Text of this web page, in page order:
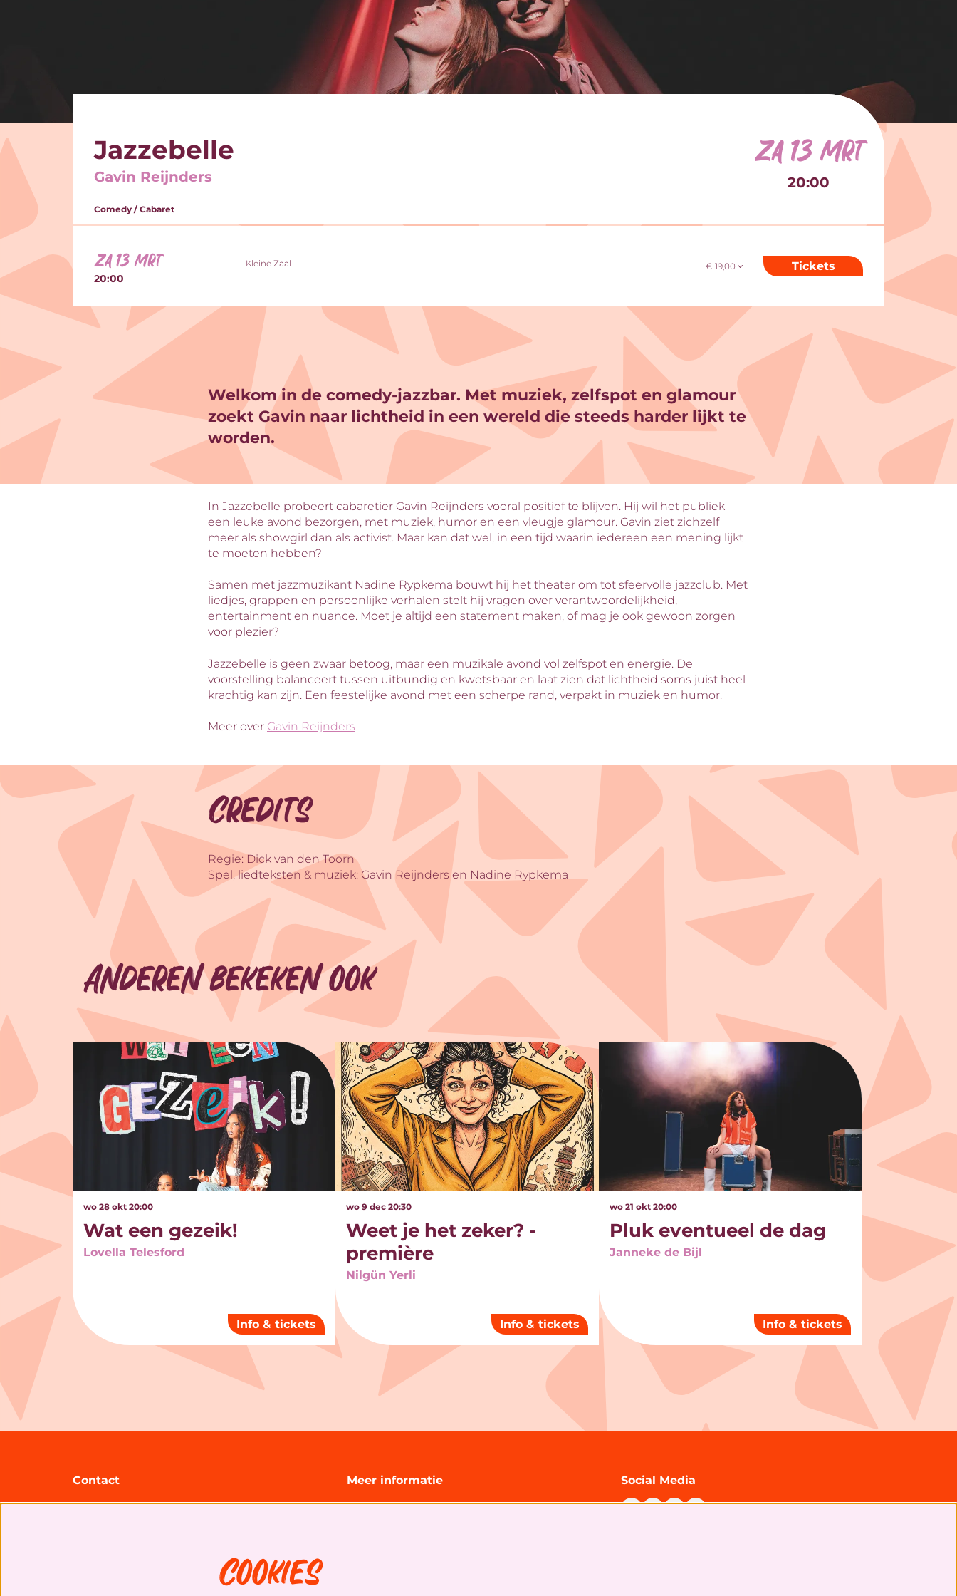
Jazzebelle
Gavin Reijnders
Comedy / Cabaret
za 13 mrt
20:00
za 13 mrt
20:00
Kleine Zaal € 19,00 Tickets
Welkom in de comedy-jazzbar. Met muziek, zelfspot en glamour
zoekt Gavin naar lichtheid in een wereld die steeds harder lijkt te
worden.
In Jazzebelle probeert cabaretier Gavin Reijnders vooral positief te blijven. Hij wil het publiek
een leuke avond bezorgen, met muziek, humor en een vleugje glamour. Gavin ziet zichzelf
meer als showgirl dan als activist. Maar kan dat wel, in een tijd waarin iedereen een mening lijkt
te moeten hebben?
Samen met jazzmuzikant Nadine Rypkema bouwt hij het theater om tot sfeervolle jazzclub. Met
liedjes, grappen en persoonlijke verhalen stelt hij vragen over verantwoordelijkheid,
entertainment en nuance. Moet je altijd een statement maken, of mag je ook gewoon zorgen
voor plezier?
Jazzebelle is geen zwaar betoog, maar een muzikale avond vol zelfspot en energie. De
voorstelling balanceert tussen uitbundig en kwetsbaar en laat zien dat lichtheid soms juist heel
krachtig kan zijn. Een feestelijke avond met een scherpe rand, verpakt in muziek en humor.
Meer over Gavin Reijnders
Credits
Regie: Dick van den Toorn
Spel, liedteksten & muziek: Gavin Reijnders en Nadine Rypkema
Anderen bekeken ook
Overslaan
Wat een gezeik!
Lovella Telesford
wo 28 okt 20:00
Info & tickets
Weet je het zeker? -
première
Nilgün Yerli
wo 9 dec20:30
Info & tickets
Pluk eventueel de dag
Janneke de Bijl
wo 21 okt 20:00
Info & tickets
Contact
Theater Zuidplein
Meer informatie
Technische informatie
Social Media
Cookies